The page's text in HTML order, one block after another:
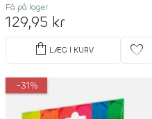
Få på lager
129,95 kr
shopping_bag LÆG I KURV favorite
-31%